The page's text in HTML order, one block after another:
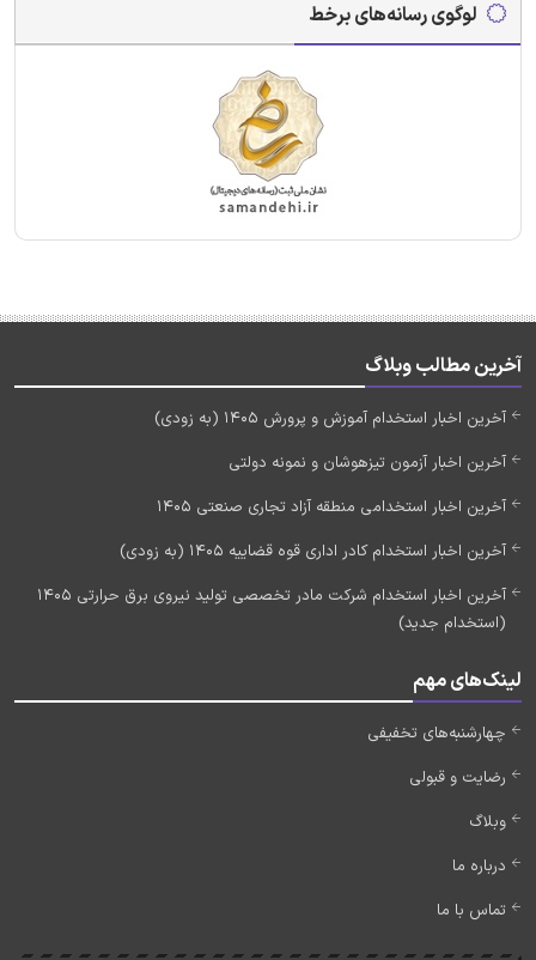
لوگوی رسانه‌های برخط
آخرین مطالب وبلاگ
آخرین اخبار استخدام آموزش و پرورش 1405 (به زودی)
آخرین اخبار آزمون تیزهوشان و نمونه دولتی
آخرین اخبار استخدامی منطقه آزاد تجاری صنعتی 1405
آخرین اخبار استخدام کادر اداری قوه قضاییه 1405 (به زودی)
آخرین اخبار استخدام شرکت مادر تخصصی تولید نیروی برق حرارتی 1405
(استخدام جدید)
لینک‌های مهم
چهارشنبه‌های تخفیفی
رضایت و قبولی
وبلاگ
درباره ما
تماس با ما